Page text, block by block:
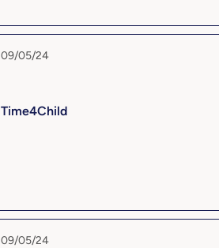
09/05/24
Time4Child
09/05/24